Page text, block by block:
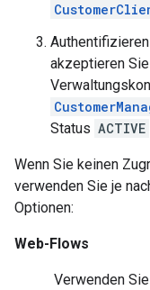
akzeptieren
Status ACTIVE
Wenn Sie keinen
verwenden Sie je
Optionen:
Web-Flows
Verwenden